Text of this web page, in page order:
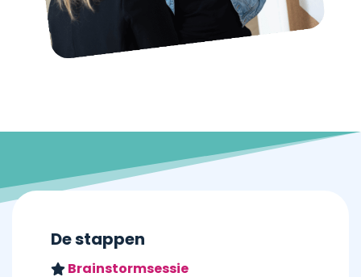
De stappen
Brainstormsessie